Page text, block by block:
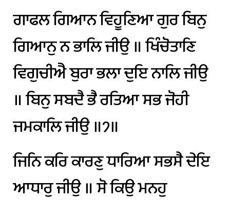
ਗਾਫਲਗਿਆਨਵਿਹੂਣਿਆਗੁਰਬਿਨੁ
ਗਿਆਨੁਨਭਾਲਿਜੀਉ॥ਖਿੰਚੋਤਾਣਿ
ਵਿਗੁਚੀਐਬੁਰਾਭਲਾਦੁਇਨਾਲਿਜੀਉ
॥ਬਿਨੁਸਬਦੈਭੈਰਤਿਆਸਭਜੋਹੀ
ਜਮਕਾਲਿਜੀਉ॥੭॥
ਜਿਨਿਕਰਿਕਾਰਣੁਧਾਰਿਆਸਭਸੈਦੇਇ
ਆਧਾਰੁਜੀਉ॥ਸੋਕਿਉਮਨਹੁ